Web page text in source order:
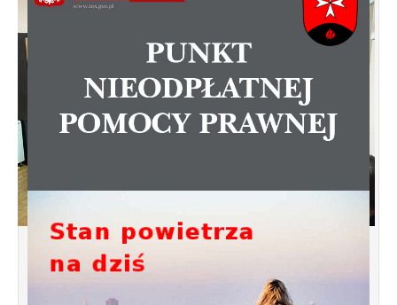
Spotkanie informacyjne w sprawie
budowy ulic Łebska, Łagowska,
Kociewska, Żukowska